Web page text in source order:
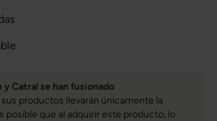
Catral se han fusionado
productos llevarán únicamente la
posible que al adquirir este producto, lo